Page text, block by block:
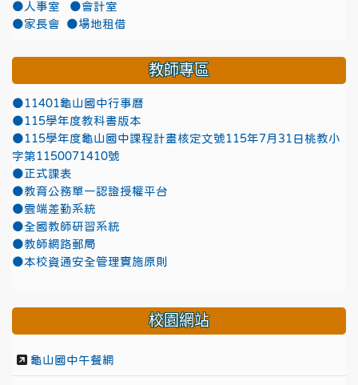
●人事室
●會計室
●家長會
●場地租借
教師專區
●11401龜山國中行事曆
●115學年度教科書版本
●115學年度龜山國中課程計畫核定文號115年7月31日桃教小
字第1150071410號
●正式課表
●教育公務單一認證授權平台
●雲端差勤系統
●全國教師研習系統
●教師網路郵局
●本校資通安全管理實施原則
校園網站
龜山國中午餐網